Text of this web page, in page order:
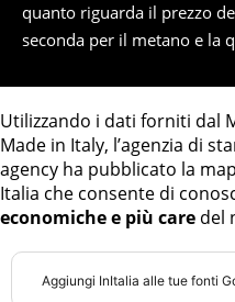
quanto riguarda il prezzo
seconda per il metano e la
Utilizzando i dati forniti dal
Made in Italy, l’agenzia di
agency ha pubblicato la
Italia che consente di
economiche e più care del
Aggiungi InItalia alle tue fonti